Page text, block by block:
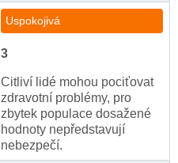
Uspokojivá
3
Citliví lidé mohou pociťovat
zdravotní problémy, pro
zbytek populace dosažené
hodnoty nepředstavují
nebezpečí.